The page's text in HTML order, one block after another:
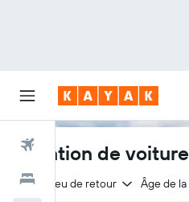
Vols
Hôtels
Location de
Même lieu de retour Âge de